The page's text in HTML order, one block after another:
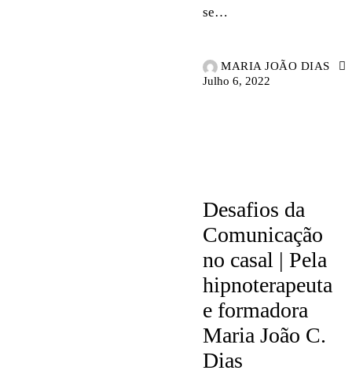
se…
MARIA JOÃO DIAS
Julho 6, 2022
Desafios da
Comunicação
no casal | Pela
hipnoterapeuta
e formadora
Maria João C.
Dias